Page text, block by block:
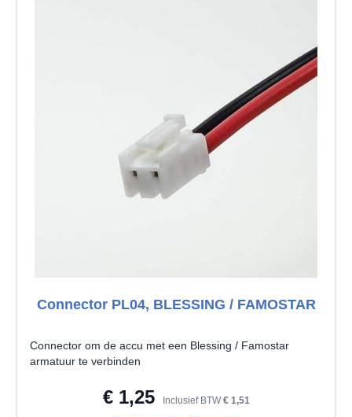
Connector PL04, BLESSING / FAMOSTAR
Connector om de accu met een Blessing / Famostar
armatuur te verbinden
€ 1,25 Inclusief BTW € 1,51